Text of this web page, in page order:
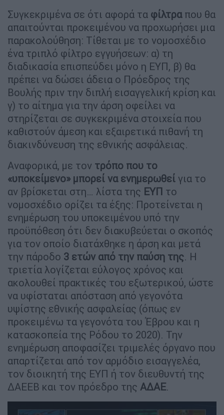
Συγκεκριμένα σε ότι αφορά τα φίλτραπου θα
απαιτούνται προκειμένου να προχωρήσει μια
παρακολούθηση: Τίθεται με το νομοσχέδιο
ένα τριπλό φίλτρο εγγυήσεων: α) τη
διαδικασία επισπεύδει μόνο η ΕΥΠ, β) θα
πρέπει να δώσει άδεια ο Πρόεδρος της
Βουλής πριν την διπλή εισαγγελική κρίση και
γ) το αίτημα για την άρση οφείλει να
στηρίζεται σε συγκεκριμένα στοιχεία που
καθιστούν άμεση και εξαιρετικά πιθανή τη
διακινδύνευση της εθνικής ασφάλειας.
Αναφορικά, με τον τρόπο που το
«υποκείμενο» μπορεί να ενημερωθεί για το
αν βρίσκεται στη… λίστα της ΕΥΠ το
νομοσχέδιο ορίζει τα έξης: Προτείνεται η
ενημέρωση του υποκειμένου υπό την
προϋπόθεση ότι δεν διακυβεύεται ο σκοπός
για τον οποίο διατάχθηκε η άρση και μετά
την πάροδο 3 ετών από την παύση της. Η
τριετία λογίζεται εύλογος χρόνος και
ακολουθεί πρακτικές του εξωτερικού, ώστε
να υφίσταται απόσταση από γεγονότα
υψίστης εθνικής ασφαλείας (όπως εν
προκειμένω τα γεγονότα του Έβρου και η
κατασκοπεία της Ρόδου το 2020). Την
ενημέρωση αποφασίζει τριμελές όργανο που
απαρτίζεται από τον αρμόδιο εισαγγελέα,
τον διοικητή της ΕΥΠ ή τον διευθυντή της
ΔΑΕΕΒ και τον πρόεδρο της ΑΔΑΕ.